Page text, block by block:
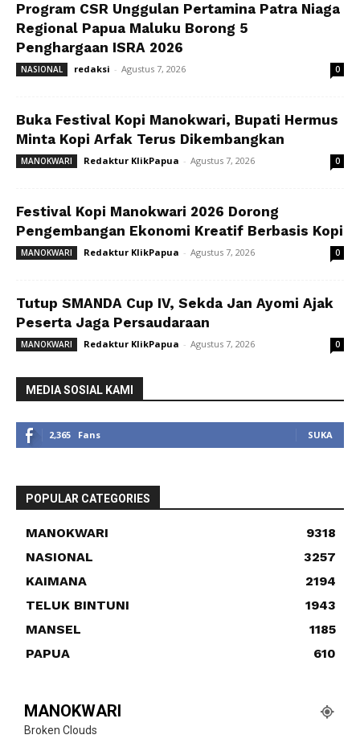
Program CSR Unggulan Pertamina Patra Niaga
Regional Papua Maluku Borong 5
Penghargaan ISRA 2026
NASIONAL redaksi - Agustus 7, 2026 0
Buka Festival Kopi Manokwari, Bupati Hermus
Minta Kopi Arfak Terus Dikembangkan
MANOKWARI Redaktur KlikPapua - Agustus 7, 2026 0
Festival Kopi Manokwari 2026 Dorong
Pengembangan Ekonomi Kreatif Berbasis Kopi
MANOKWARI Redaktur KlikPapua - Agustus 7, 2026 0
Tutup SMANDA Cup IV, Sekda Jan Ayomi Ajak
Peserta Jaga Persaudaraan
MANOKWARI Redaktur KlikPapua - Agustus 7, 2026 0
MEDIA SOSIAL KAMI
2,365 Fans SUKA
POPULAR CATEGORIES
MANOKWARI
9318
NASIONAL
3257
KAIMANA
2194
TELUK BINTUNI
1943
MANSEL
1185
PAPUA
610
MANOKWARI
Broken Clouds